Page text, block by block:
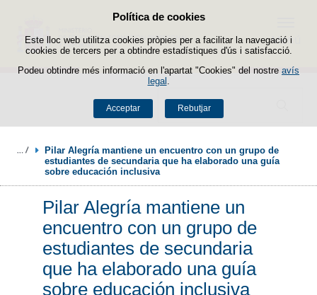
Política de cookies
Este lloc web utilitza cookies pròpies per a facilitar la navegació i
cookies de tercers per a obtindre estadístiques d'ús i satisfacció.
Podeu obtindre més informació en l'apartat "Cookies" del nostre avís
legal
Acceptar Rebutjar
Passar al contingut
Buscador
Menú
Pilar Alegría mantiene un encuentro con un grupo de
estudiantes de secundaria que ha elaborado una guía
sobre educación inclusiva
Pilar Alegría mantiene un
encuentro con un grupo de
estudiantes de secundaria
que ha elaborado una guía
sobre educación inclusiva